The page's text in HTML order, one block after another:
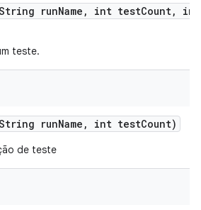
runName , int testCount,
int
teste.
runName , int testCount)
de teste